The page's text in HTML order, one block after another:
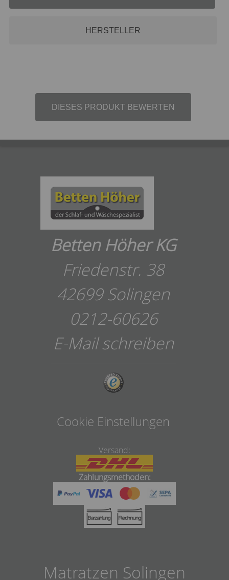
HERSTELLER
DIESES PRODUKT BEWERTEN
Betten Höher KG
Friedenstr. 38
42699 Solingen
0212-60626
E-Mail schreiben
Cookie Einstellungen
Versand:
Zahlungsmethoden:
Matratzen Solingen